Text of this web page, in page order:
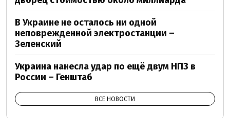
В Украине не осталось ни одной
неповрежденной электростанции –
Зеленский
Украина нанесла удар по ещё двум НПЗ в
России – Генштаб
ВСЕ НОВОСТИ